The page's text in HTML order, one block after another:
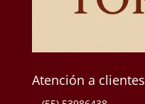
Atención a clientes